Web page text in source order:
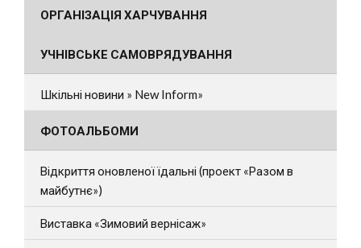
ОРГАНІЗАЦІЯ ХАРЧУВАННЯ
УЧНІВСЬКЕ САМОВРЯДУВАННЯ
Шкільні новини » New Inform»
ФОТОАЛЬБОМИ
Відкриття оновленої їдальні (проект «Разом в
майбутнє»)
Виставка «Зимовий вернісаж»